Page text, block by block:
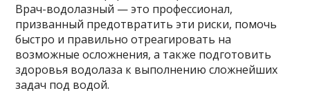
Врач-водолазный — это профессионал,
призванный предотвратить эти риски, помочь
быстро и правильно отреагировать на
возможные осложнения, а также подготовить
здоровья водолаза к выполнению сложнейших
задач под водой.